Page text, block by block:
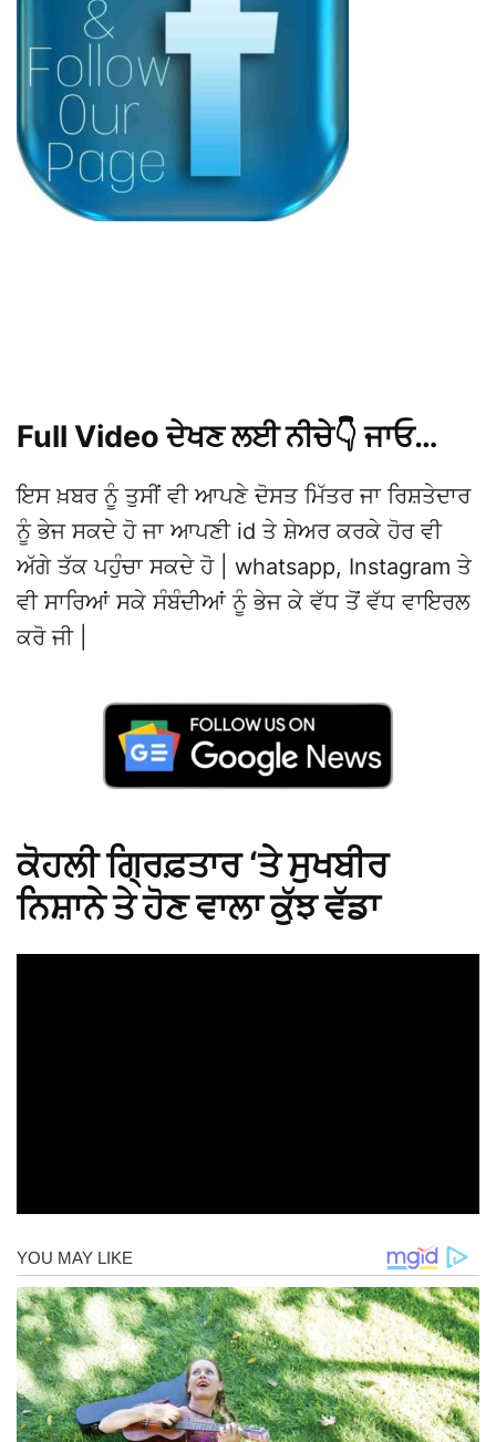
Full Video ਦੇਖਣ ਲਈ ਨੀਚੇ👇 ਜਾਓ…
ਇਸ ਖ਼ਬਰ ਨੂੰ ਤੁਸੀਂ ਵੀ ਆਪਣੇ ਦੋਸਤ ਮਿੱਤਰ ਜਾ ਰਿਸ਼ਤੇਦਾਰ
ਨੂੰ ਭੇਜ ਸਕਦੇ ਹੋ ਜਾ ਆਪਣੀ id ਤੇ ਸ਼ੇਅਰ ਕਰਕੇ ਹੋਰ ਵੀ
ਅੱਗੇ ਤੱਕ ਪਹੁੰਚਾ ਸਕਦੇ ਹੋ | whatsapp, Instagram ਤੇ
ਵੀ ਸਾਰਿਆਂ ਸਕੇ ਸੰਬੰਦੀਆਂ ਨੂੰ ਭੇਜ ਕੇ ਵੱਧ ਤੋਂ ਵੱਧ ਵਾਇਰਲ
ਕਰੋ ਜੀ |
ਕੋਹਲੀ ਗ੍ਰਿਫ਼ਤਾਰ ‘ਤੇ ਸੁਖਬੀਰ
ਨਿਸ਼ਾਨੇ ਤੇ ਹੋਣ ਵਾਲਾ ਕੁੱਝ ਵੱਡਾ